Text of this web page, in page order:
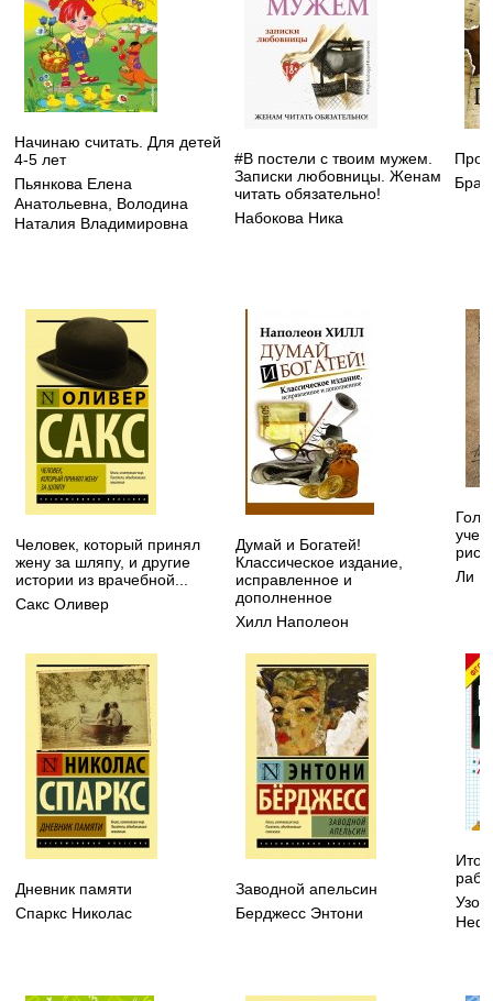
Начинаю считать. Для детей
4-5 лет
Пьянкова Елена
Анатольевна
Володина
Наталия Владимировна
#В постели с твоим мужем.
Записки любовницы. Женам
читать обязательно!
Набокова Ника
Человек, который принял
жену за шляпу, и другие
истории из врачебной...
Сакс Оливер
Думай и Богатей!
Классическое издание,
исправленное и
дополненное
Хилл Наполеон
Ли
Дневник памяти
Спаркс Николас
Заводной апельсин
Берджесс Энтони